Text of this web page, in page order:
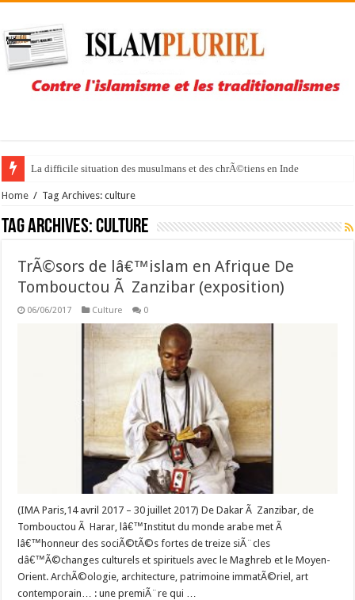
La difficile situation des musulmans et des chrÃ©tiens en Inde
Home / Tag Archives: culture
Tag Archives:culture
TrÃ©sors de lâ€™islam en Afrique De
Tombouctou Ã Zanzibar (exposition)
06/06/2017 Culture 0
(IMA Paris,14 avril 2017 – 30 juillet 2017) De Dakar Ã Zanzibar, de
Tombouctou Ã Harar, lâ€™Institut du monde arabe met Ã
lâ€™honneur des sociÃ©tÃ©s fortes de treize siÃ¨cles
dâ€™Ã©changes culturels et spirituels avec le Maghreb et le Moyen-
Orient. ArchÃ©ologie, architecture, patrimoine immatÃ©riel, art
contemporain… : une premiÃ¨re qui …